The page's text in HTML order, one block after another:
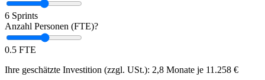
6 Sprints
Anzahl Personen (FTE)?
0.5 FTE
Ihre geschätzte Investition (zzgl. USt.): 2,8 Monate je 11.258 €